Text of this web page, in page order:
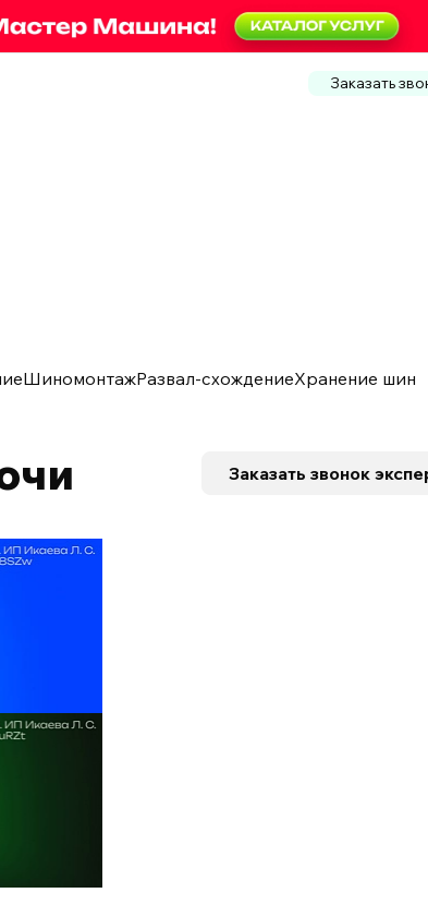
Заказать
ШиномонтажРазвал-схождениеХранение шин
Заказать звонок